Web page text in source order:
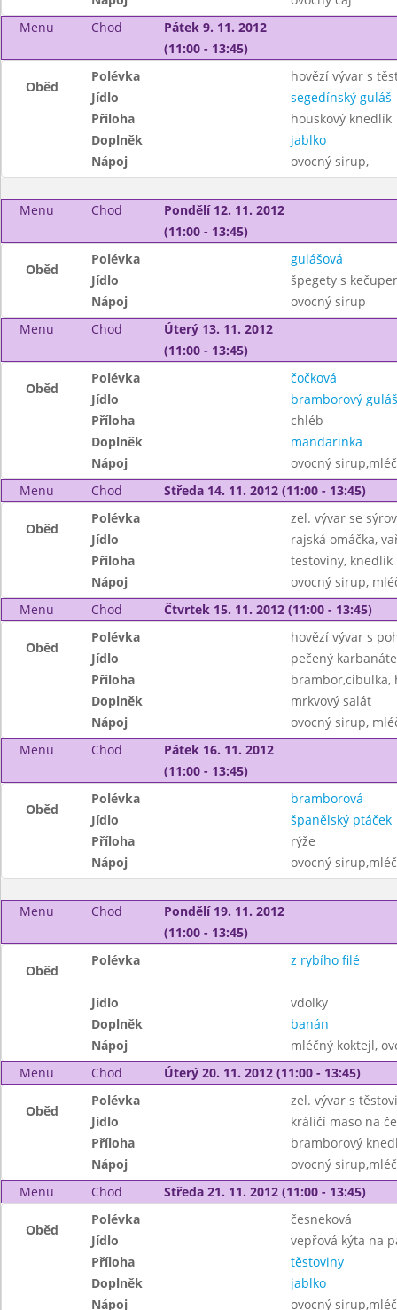
Menu
Chod
Pátek 9. 11. 2012
(11:00 - 13:45)
Oběd
Polévka
hovězí vývar s
Jídlo
segedínský guláš
Příloha
houskový knedlík
Doplněk
jablko
Nápoj
ovocný sirup,
Menu Chod
Pondělí 12. 11. 2012
(11:00 - 13:45)
Oběd
Polévka
gulášová
Jídlo
špegety s
Nápoj
ovocný sirup
Menu
Chod
Úterý 13. 11. 2012
(11:00 - 13:45)
Oběd
Polévka
čočková
Jídlo
bramborový guláš
Příloha
chléb
Doplněk
mandarinka
Nápoj
ovocný
Menu
Chod Středa 14. 11. 2012 (11:00 - 13:45)
Oběd
Polévka
zel. vývar se
Jídlo
rajská omáčka,
Příloha
testoviny, knedlík
Nápoj
ovocný sirup,
Menu
Chod Čtvrtek 15. 11. 2012 (11:00 - 13:45)
Oběd
Polévka
hovězí vývar s
Jídlo
pečený
Příloha
brambor,cibulka,
Doplněk
mrkvový salát
Nápoj
ovocný sirup,
Menu
Chod
Pátek 16. 11. 2012
(11:00 - 13:45)
Oběd
Polévka
bramborová
Jídlo
španělský ptáček
Příloha
rýže
Nápoj
ovocný
Menu Chod
Pondělí 19. 11. 2012
(11:00 - 13:45)
Oběd
Polévka z rybího filé
Jídlo
vdolky
Doplněk
banán
Nápoj
mléčný koktejl,
Menu
Chod Úterý 20. 11. 2012 (11:00 - 13:45)
Oběd
Polévka
zel. vývar s
Jídlo
králíčí maso na
Příloha
bramborový
Nápoj
ovocný
Menu
Chod Středa 21. 11. 2012 (11:00 - 13:45)
Oběd
Polévka
česneková
Jídlo
vepřová kýta na
Příloha
těstoviny
Doplněk
jablko
Nápoj
ovocný